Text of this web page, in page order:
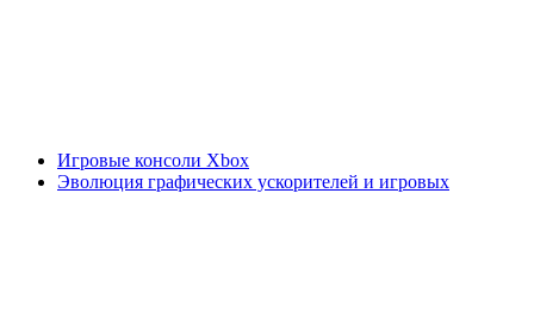
Игровые консоли Xbox
Эволюция графических ускорителей и игровых